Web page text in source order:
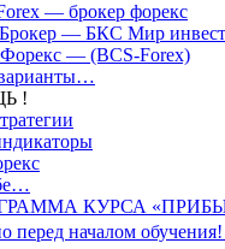
— брокер форекс
— БКС Мир
— (BCS-Forex)
!
КУРСА
перед началом обучения!